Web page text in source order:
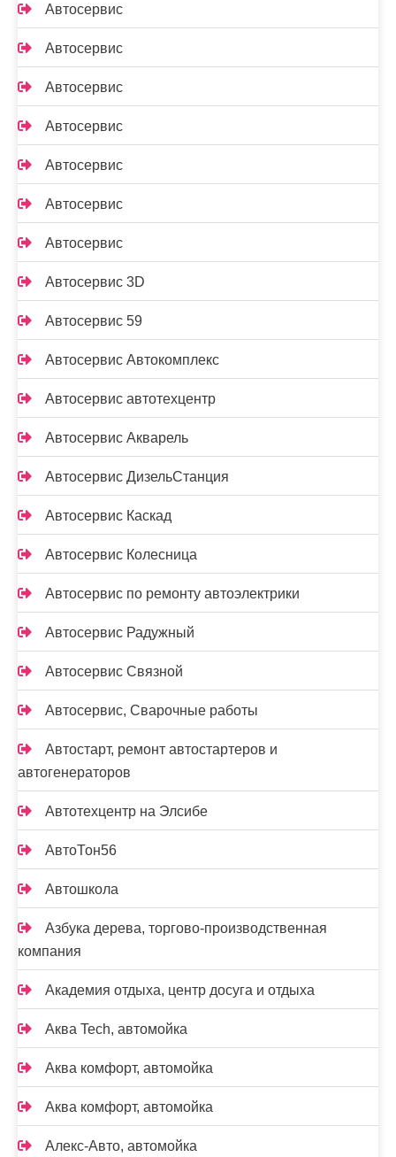
Автосервис
Автосервис
Автосервис
Автосервис
Автосервис
Автосервис
Автосервис
Автосервис 3D
Автосервис 59
Автосервис Автокомплекс
Автосервис автотехцентр
Автосервис Акварель
Автосервис ДизельСтанция
Автосервис Каскад
Автосервис Колесница
Автосервис по ремонту автоэлектрики
Автосервис Радужный
Автосервис Связной
Автосервис, Сварочные работы
Автостарт, ремонт автостартеров и
автогенераторов
Автотехцентр на Элсибе
АвтоТон56
Автошкола
Азбука дерева, торгово-производственная
компания
Академия отдыха, центр досуга и отдыха
Аква Tech, автомойка
Аква комфорт, автомойка
Аква комфорт, автомойка
Алекс-Авто, автомойка